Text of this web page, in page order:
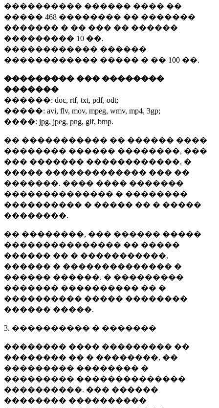
���������� ������ ���� ��
����� 468 �������� �� �������
������� � �� ��� �� ������
��������� 10 ��.
������������ ������
������������ ����� � �� 100 ��.
��������� ��� ��������
�������
������: doc, rtf, txt, pdf, odt;
�����: avi, flv, mov, mpeg, wmv, mp4, 3gp;
����: jpg, jpeg, png, gif, bmp.
�� ����������� �� ������ ����
�������� ������ ��������, ���
��� ������� ������������, �
����� ������������� ��� ��
�������. ���� ���� �������
�������������� � ��������
���������� � ����� �� � �����
��������.
�� ��������, ��� ������ �����
��������������� �� �����
������ �� � �����������,
������ � �������������� �
������ ������. � ���������
������� ���������� �� �
���������� ����� ��������
������ �����.
3. ���������� � �������
�������� ���� ��������� ��
�������� �� � ��������, ��
��������� �������� �
��������� ��������������
����������. ��� ������
�������� ����������